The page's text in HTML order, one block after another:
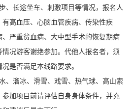
、长途坐车、刺激项目等情况，报名人
高血压、心脑血管疾病、传染性疾
严重贫血病、大中型手术的恢复期病
况游客谢绝参加。代他人报名者，须
是否满足本线路要求。
、溜冰、滑雪、戏雪、热气球、高山索
加项目前请评估自身身体条件，并充